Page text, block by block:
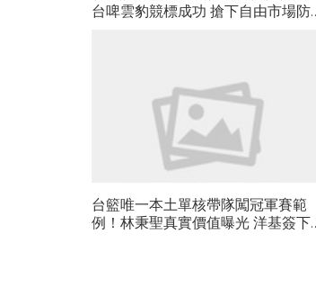
台啤雲豹競標成功 搶下自由市場防
台籃唯一本土單核帶隊闖冠軍賽範
例！林秉聖真實價值曝光 洋基簽下